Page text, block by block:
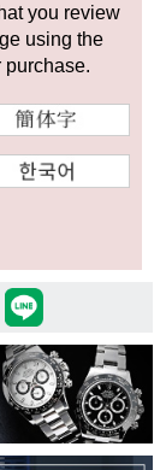
ィーク品
you review
using the
purchase.